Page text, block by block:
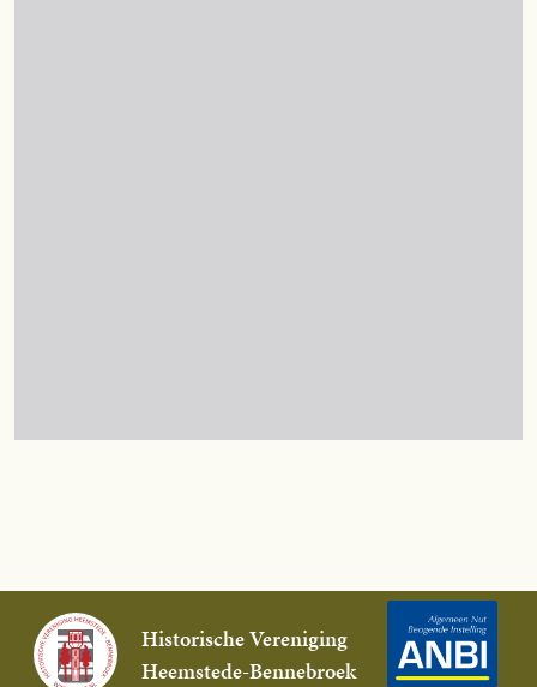
Historische Vereniging
Heemstede-Bennebroek